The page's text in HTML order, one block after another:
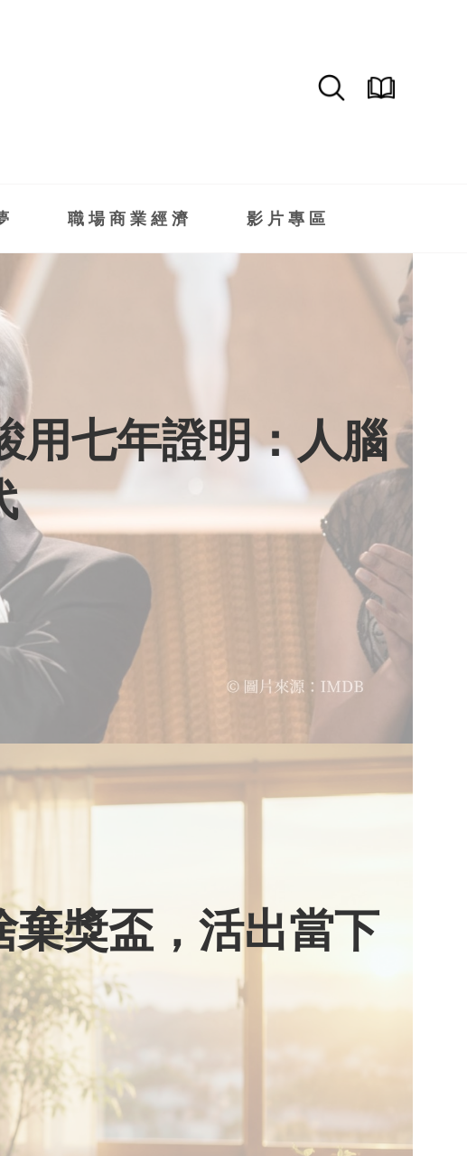
職場商業經濟 影片專區
用七年證明：人腦
獎盃，活出當下